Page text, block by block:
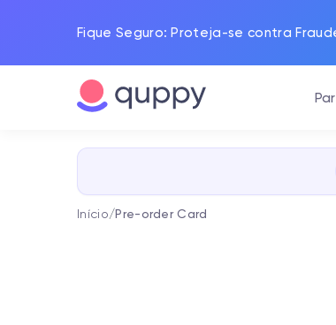
Fique Seguro: Proteja-se contra
Início/Pre-order Card